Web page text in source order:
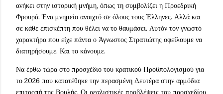
ανήκει στην ιστορική μνήμη, όπως τη συμβολίζει η Προεδρική
Φρουρά. Ένα μνημείο ανοιχτό σε όλους τους Έλληνες. Αλλά και
σε κάθε επισκέπτη που θέλει να το θαυμάσει. Αυτόν τον γνωστό
χαρακτήρα που είχε πάντα ο Άγνωστος Στρατιώτης οφείλουμε να
διατηρήσουμε. Και το κάνουμε.
Να έρθω τώρα στο προσχέδιο του κρατικού Προϋπολογισμού για
το 2026 που κατατέθηκε την περασμένη Δευτέρα στην αρμόδια
επιτροπή της Βουλής. Οι ρεαλιστικές προβλέψεις του προσχεδίου